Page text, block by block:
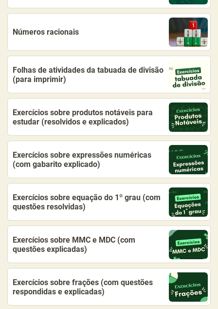
Números racionais
Folhas de atividades da tabuada de divisão
(para imprimir)
Exercícios sobre produtos notáveis para
estudar (resolvidos e explicados)
Exercícios sobre expressões numéricas
(com gabarito explicado)
Exercícios sobre equação do 1º grau (com
questões resolvidas)
Exercícios sobre MMC e MDC (com
questões explicadas)
Exercícios sobre frações (com questões
respondidas e explicadas)